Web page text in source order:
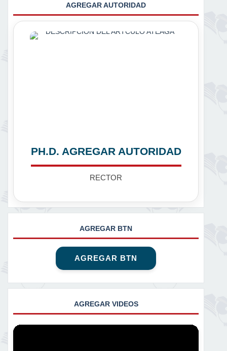
AGREGAR AUTORIDAD
PH.D. AGREGAR AUTORIDAD
RECTOR
AGREGAR BTN
AGREGAR BTN
AGREGAR VIDEOS